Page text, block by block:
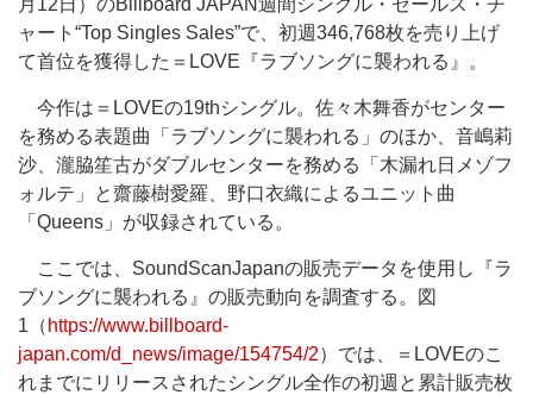
月12日）のBillboard JAPAN週間シングル・セールス・チ
ャート“Top Singles Sales”で、初週346,768枚を売り上げ
て首位を獲得した＝LOVE『ラブソングに襲われる』。
今作は＝LOVEの19thシングル。佐々木舞香がセンター
を務める表題曲「ラブソングに襲われる」のほか、音嶋莉
沙、瀧脇笙古がダブルセンターを務める「木漏れ日メゾフ
ォルテ」と齋藤樹愛羅、野口衣織によるユニット曲
「Queens」が収録されている。
ここでは、SoundScanJapanの販売データを使用し『ラ
ブソングに襲われる』の販売動向を調査する。図
1（ https://www.billboard-
japan.com/d_news/image/154754/2）では、＝LOVEのこ
れまでにリリースされたシングル全作の初週と累計販売枚